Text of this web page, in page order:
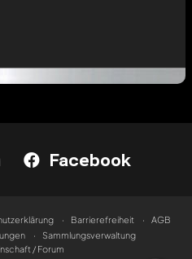
Facebook
Barrierefreiheit
AGB
Sammlungsverwaltung
/ Forum